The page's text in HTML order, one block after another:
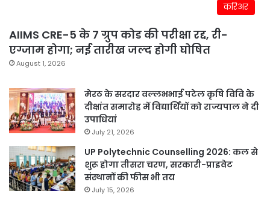
करिअर
AIIMS CRE-5 के 7 ग्रुप कोड की परीक्षा रद्द, री-
एग्जाम होगा; नई तारीख जल्द होगी घोषित
August 1, 2026
मेरठ के सरदार वल्लभभाई पटेल कृषि विवि के
दीक्षांत समारोह में विद्यार्थियों को राज्यपाल ने दी
उपाधियां
July 21, 2026
UP Polytechnic Counselling 2026: कल से
शुरू होगा तीसरा चरण, सरकारी-प्राइवेट
संस्थानों की फीस भी तय
July 15, 2026